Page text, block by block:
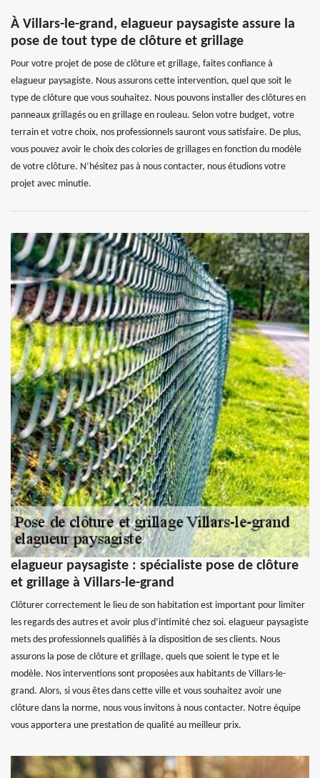
À Villars-le-grand, elagueur paysagiste assure la
pose de tout type de clôture et grillage
Pour votre projet de pose de clôture et grillage, faites confiance à
elagueur paysagiste. Nous assurons cette intervention, quel que soit le
type de clôture que vous souhaitez. Nous pouvons installer des clôtures en
panneaux grillagés ou en grillage en rouleau. Selon votre budget, votre
terrain et votre choix, nos professionnels sauront vous satisfaire. De plus,
vous pouvez avoir le choix des colories de grillages en fonction du modèle
de votre clôture. N’hésitez pas à nous contacter, nous étudions votre
projet avec minutie.
elagueur paysagiste : spécialiste pose de clôture
et grillage à Villars-le-grand
Clôturer correctement le lieu de son habitation est important pour limiter
les regards des autres et avoir plus d’intimité chez soi. elagueur paysagiste
mets des professionnels qualifiés à la disposition de ses clients. Nous
assurons la pose de clôture et grillage, quels que soient le type et le
modèle. Nos interventions sont proposées aux habitants de Villars-le-
grand. Alors, si vous êtes dans cette ville et vous souhaitez avoir une
clôture dans la norme, nous vous invitons à nous contacter. Notre équipe
vous apportera une prestation de qualité au meilleur prix.